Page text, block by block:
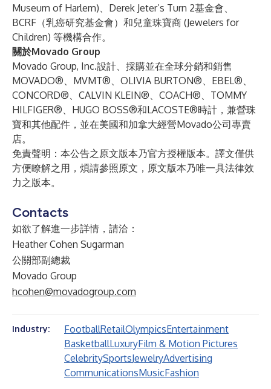
Museum of Harlem)、Derek Jeter’s Turn 2基金會、
BCRF（乳癌研究基金會）和兒童珠寶商 (Jewelers for
Children) 等機構合作。
關於Movado Group
Movado Group, Inc.設計、採購並在全球分銷和銷售
MOVADO®、MVMT®、OLIVIA BURTON®、EBEL®、
CONCORD®、CALVIN KLEIN®、COACH®、TOMMY
HILFIGER®、HUGO BOSS®和LACOSTE®時計，兼營珠
寶和其他配件，並在美國和加拿大經營Movado公司專賣
店。
免責聲明：本公告之原文版本乃官方授權版本。譯文僅供
方便瞭解之用，煩請參照原文，原文版本乃唯一具法律效
力之版本。
Contacts
如欲了解進一步詳情，請洽：
Heather Cohen Sugarman
公關部副總裁
Movado Group
hcohen@movadogroup.com
Industry: FootballRetailOlympicsEntertainment
BasketballLuxuryFilm & Motion Pictures
CelebritySportsJewelryAdvertising
CommunicationsMusicFashion